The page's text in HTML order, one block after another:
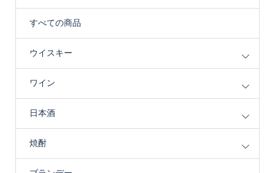
すべての商品
ウイスキー
ワイン
日本酒
焼酎